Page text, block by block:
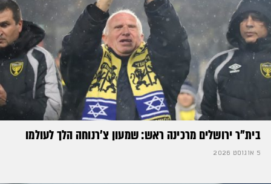
בית"ר ירושלים מרכינה ראש: שמעון צ'רנוחה הלך לעולמו
5 אוגוסט 2026